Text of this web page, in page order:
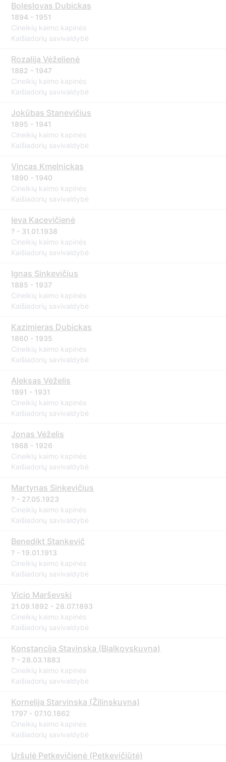
Boleslovas Dubickas
1894 - 1951
Cineikių kaimo kapinės
Kaišiadorių savivaldybė
Rozalija Vėželienė
1882 - 1947
Cineikių kaimo kapinės
Kaišiadorių savivaldybė
Jokūbas Stanevičius
1895 - 1941
Cineikių kaimo kapinės
Kaišiadorių savivaldybė
Vincas Kmelnickas
1890 - 1940
Cineikių kaimo kapinės
Kaišiadorių savivaldybė
Ieva Kacevičienė
? - 31.01.1938
Cineikių kaimo kapinės
Kaišiadorių savivaldybė
Ignas Sinkevičius
1885 - 1937
Cineikių kaimo kapinės
Kaišiadorių savivaldybė
Kazimieras Dubickas
1860 - 1935
Cineikių kaimo kapinės
Kaišiadorių savivaldybė
Aleksas Vėželis
1891 - 1931
Cineikių kaimo kapinės
Kaišiadorių savivaldybė
Jonas Vėželis
1868 - 1926
Cineikių kaimo kapinės
Kaišiadorių savivaldybė
Martynas Sinkevičius
? - 27.05.1923
Cineikių kaimo kapinės
Kaišiadorių savivaldybė
Benedikt Stankevič
? - 19.01.1913
Cineikių kaimo kapinės
Kaišiadorių savivaldybė
Vicio Marševski
21.09.1892 - 28.07.1893
Cineikių kaimo kapinės
Kaišiadorių savivaldybė
Konstancija Stavinska (Bialkovskuvna)
? - 28.03.1883
Cineikių kaimo kapinės
Kaišiadorių savivaldybė
Kornelija Starvinska (Žilinskuvna)
1797 - 07.10.1862
Cineikių kaimo kapinės
Kaišiadorių savivaldybė
Uršulė Petkevičienė (Petkevičiūtė)